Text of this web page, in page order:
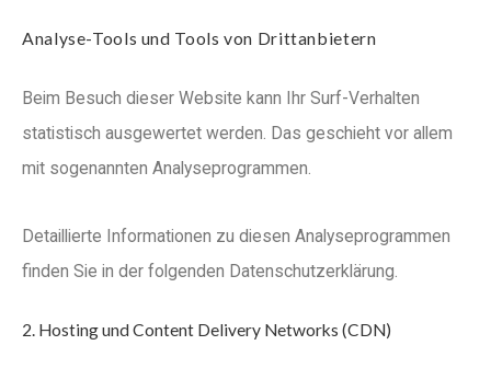
Analyse-Tools und Tools von Dritt­anbietern
Beim Besuch dieser Website kann Ihr Surf-Verhalten
statistisch ausgewertet werden. Das geschieht vor allem
mit sogenannten Analyseprogrammen.
Detaillierte Informationen zu diesen Analyseprogrammen
finden Sie in der folgenden Datenschutzerklärung.
2. Hosting und Content Delivery Networks (CDN)